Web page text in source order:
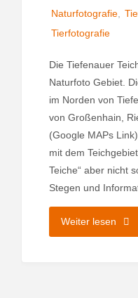
Naturfotografie,
Tierfotografie
Die Tiefenauer
Naturfoto Gebiet.
im Norden von
von Großenhain,
(Google MAPs
mit dem
Teiche“ aber nicht
Stegen und
Weiter lesen